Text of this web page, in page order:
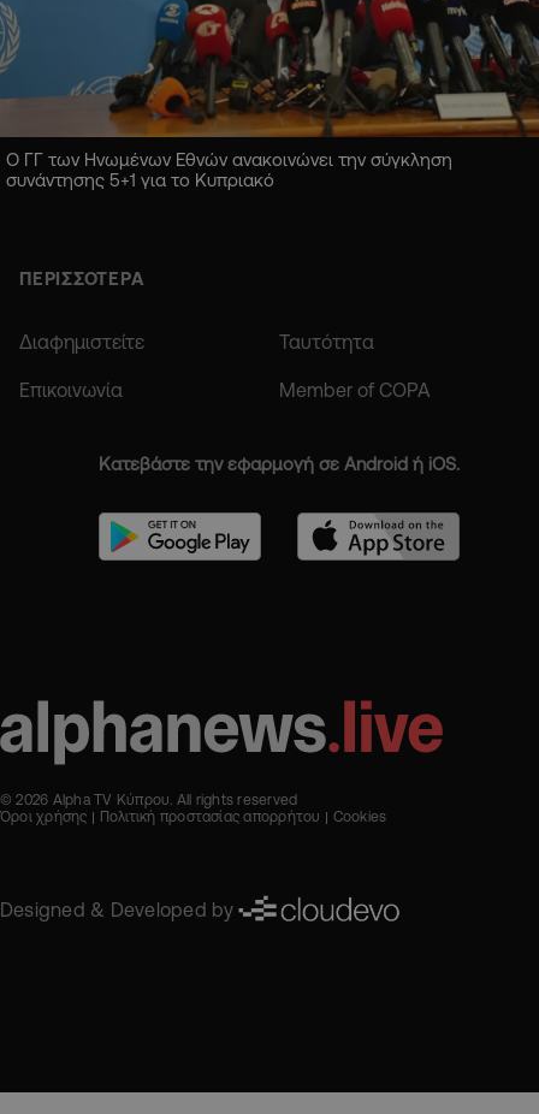
Ο ΓΓ των Ηνωμένων Εθνών ανακοινώνει την σύγκληση
συνάντησης 5+1 για το Κυπριακό
ΠΕΡΙΣΣΟΤΕΡΑ
Διαφημιστείτε Ταυτότητα
Επικοινωνία Member of COPA
Κατεβάστε την εφαρμογή σε Android ή iOS.
© 2026 Alpha TV Κύπρου. All rights reserved
Όροι χρήσης
Πολιτική προστασίας απορρήτου Cookies
Designed & Developed by